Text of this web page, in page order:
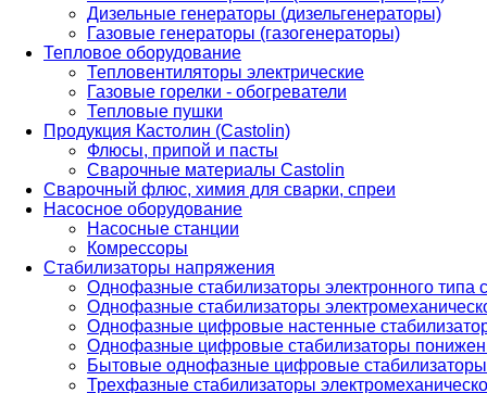
Дизельные генераторы (дизельгенераторы)
Газовые генераторы (газогенераторы)
Тепловое оборудование
Тепловентиляторы электрические
Газовые горелки - обогреватели
Тепловые пушки
Продукция Кастолин (Castolin)
Флюсы, припой и пасты
Сварочные материалы Castolin
Сварочный флюс, химия для сварки, спреи
Насосное оборудование
Насосные станции
Комрессоры
Стабилизаторы напряжения
Однофазные стабилизаторы электронного
Однофазные стабилизаторы
Однофазные цифровые настенные
Однофазные цифровые стабилизаторы
Бытовые однофазные цифровые стабилизаторы
Трехфазные стабилизаторы